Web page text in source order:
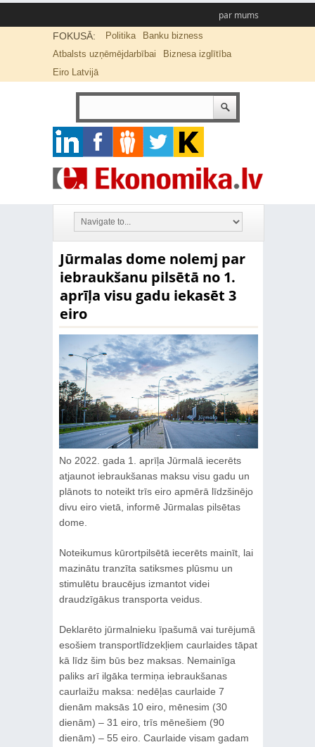
par mums
FOKUSĀ: Politika
Banku bizness
Atbalsts uzņēmējdarbībai
Biznesa izglītība
Eiro Latvijā
Jūrmalas dome nolemj par
iebraukšanu pilsētā no 1.
aprīļa visu gadu iekasēt 3
eiro
No 2022. gada 1. aprīļa Jūrmalā iecerēts
atjaunot iebraukšanas maksu visu gadu un
plānots to noteikt trīs eiro apmērā līdzšinējo
divu eiro vietā, informē Jūrmalas pilsētas
dome.
Noteikumus kūrortpilsētā iecerēts mainīt, lai
mazinātu tranzīta satiksmes plūsmu un
stimulētu braucējus izmantot videi
draudzīgākus transporta veidus.
Deklarēto jūrmalnieku īpašumā vai turējumā
esošiem transportlīdzekļiem caurlaides tāpat
kā līdz šim būs bez maksas. Nemainīga
paliks arī ilgāka termiņa iebraukšanas
caurlaižu maksa: nedēļas caurlaide 7
dienām maksās 10 eiro, mēnesim (30
dienām) – 31 eiro, trīs mēnešiem (90
dienām) – 55 eiro. Caurlaide visam gadam